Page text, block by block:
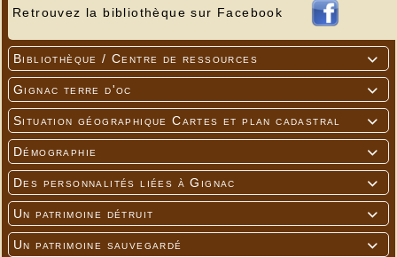
Retrouvez la bibliothèque sur Facebook

Bibliothèque / Centre de ressources

Gignac terre d'oc

Situation géographique Cartes et plan cadastral

Démographie

Des personnalités liées à Gignac

Un patrimoine détruit

Un patrimoine sauvegardé